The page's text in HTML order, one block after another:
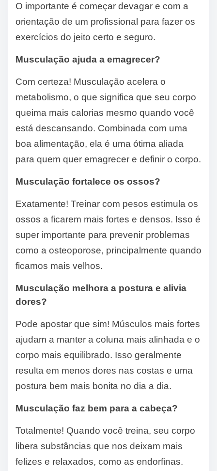
O importante é começar devagar e com a
orientação de um profissional para fazer os
exercícios do jeito certo e seguro.
Musculação ajuda a emagrecer?
Com certeza! Musculação acelera o
metabolismo, o que significa que seu corpo
queima mais calorias mesmo quando você
está descansando. Combinada com uma
boa alimentação, ela é uma ótima aliada
para quem quer emagrecer e definir o corpo.
Musculação fortalece os ossos?
Exatamente! Treinar com pesos estimula os
ossos a ficarem mais fortes e densos. Isso é
super importante para prevenir problemas
como a osteoporose, principalmente quando
ficamos mais velhos.
Musculação melhora a postura e alivia
dores?
Pode apostar que sim! Músculos mais fortes
ajudam a manter a coluna mais alinhada e o
corpo mais equilibrado. Isso geralmente
resulta em menos dores nas costas e uma
postura bem mais bonita no dia a dia.
Musculação faz bem para a cabeça?
Totalmente! Quando você treina, seu corpo
libera substâncias que nos deixam mais
felizes e relaxados, como as endorfinas.